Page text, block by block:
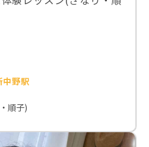
中野駅
順子)